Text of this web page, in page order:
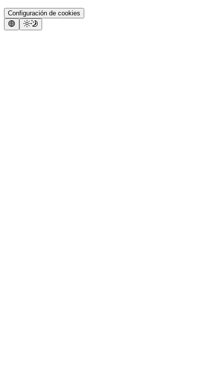
Configuración de cookies